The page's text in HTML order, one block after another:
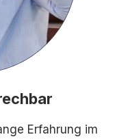
Erfahrung im